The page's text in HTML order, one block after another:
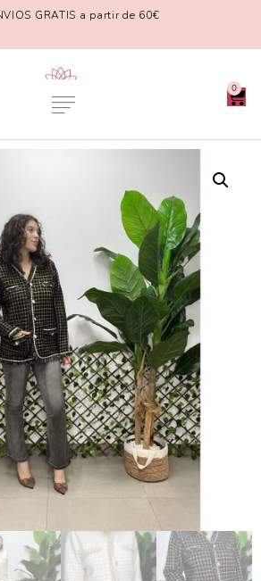
GRATIS a partir de 60€
0